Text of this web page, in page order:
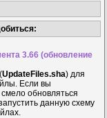
3.66 (обновление
UpdateFiles.sha) для
Если вы
обновляться
данную схему